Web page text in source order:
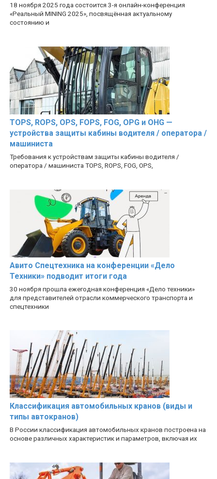
18 ноября 2025 года состоится 3-я онлайн-конференция
«Реальный MINING 2025», посвящённая актуальному
состоянию и
TOPS, ROPS, OPS, FOPS, FOG, OPG и OHG —
устройства защиты кабины водителя / оператора /
машиниста
Требования к устройствам защиты кабины водителя /
оператора / машиниста TOPS, ROPS, FOG, OPS,
Авито Спецтехника на конференции «Дело
Техники» подводит итоги года
30 ноября прошла ежегодная конференция «Дело техники»
для представителей отрасли коммерческого транспорта и
спецтехники
Классификация автомобильных кранов (виды и
типы автокранов)
В России классификация автомобильных кранов построена на
основе различных характеристик и параметров, включая их